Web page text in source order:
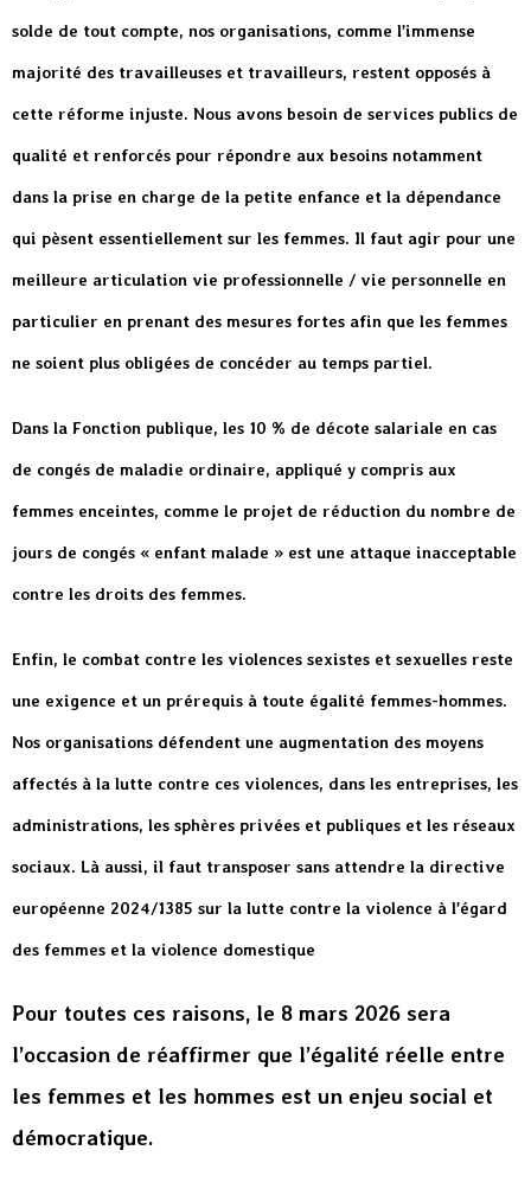
solde de tout compte, nos organisations, comme l’immense
majorité des travailleuses et travailleurs, restent opposés à
cette réforme injuste. Nous avons besoin de services publics de
qualité et renforcés pour répondre aux besoins notamment
dans la prise en charge de la petite enfance et la dépendance
qui pèsent essentiellement sur les femmes. Il faut agir pour une
meilleure articulation vie professionnelle / vie personnelle en
particulier en prenant des mesures fortes afin que les femmes
ne soient plus obligées de concéder au temps partiel.
Dans la Fonction publique, les 10 % de décote salariale en cas
de congés de maladie ordinaire, appliqué y compris aux
femmes enceintes, comme le projet de réduction du nombre de
jours de congés « enfant malade » est une attaque inacceptable
contre les droits des femmes.
Enfin, le combat contre les violences sexistes et sexuelles reste
une exigence et un prérequis à toute égalité femmes-hommes.
Nos organisations défendent une augmentation des moyens
affectés à la lutte contre ces violences, dans les entreprises, les
administrations, les sphères privées et publiques et les réseaux
sociaux. Là aussi, il faut transposer sans attendre la directive
européenne 2024/1385 sur la lutte contre la violence à l’égard
des femmes et la violence domestique
Pour toutes ces raisons, le 8 mars 2026 sera
l’occasion de réaffirmer que l’égalité réelle entre
les femmes et les hommes est un enjeu social et
démocratique.